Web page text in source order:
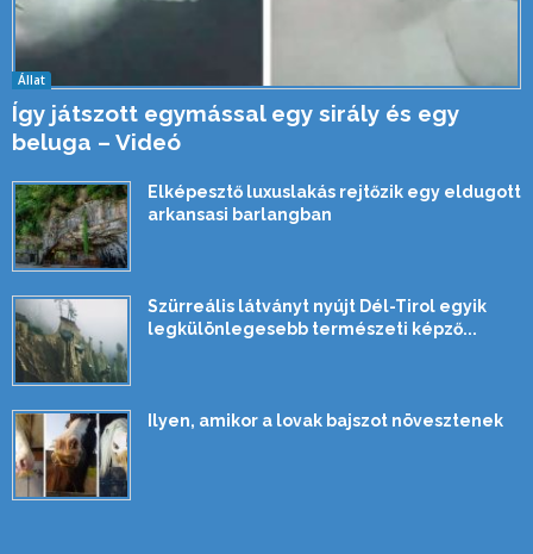
Állat
Így játszott egymással egy sirály és egy
beluga – Videó
Elképesztő luxuslakás rejtőzik egy eldugott
arkansasi barlangban
Szürreális látványt nyújt Dél-Tirol egyik
legkülönlegesebb természeti képző...
Ilyen, amikor a lovak bajszot növesztenek